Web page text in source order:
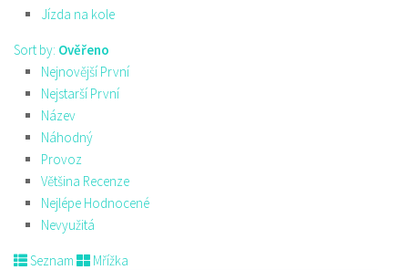
Jízda na kole
Sort by: Ověřeno
Nejnovější První
Nejstarší První
Název
Náhodný
Provoz
Většina Recenze
Nejlépe Hodnocené
Nevyužitá
Seznam Mřížka